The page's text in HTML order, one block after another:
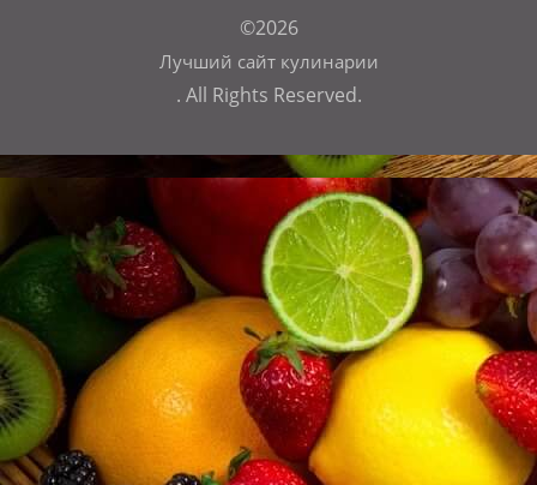
©2026
Лучший сайт кулинарии
. All Rights Reserved.